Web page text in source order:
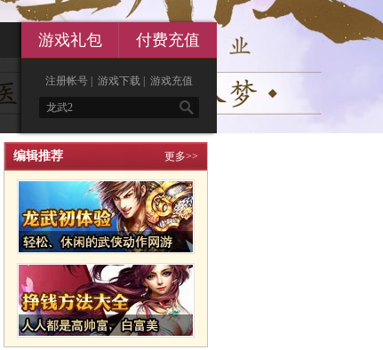
游戏礼包 付费充值
注册帐号 游戏下载 游戏充值

编辑推荐 更多>>